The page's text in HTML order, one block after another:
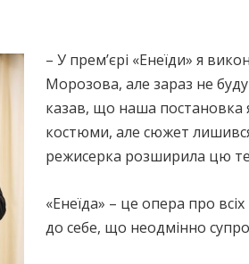
– У прем’єрі «Енеїди» я
Морозова, але зараз не
казав, що наша постановка
костюми, але сюжет
режисерка розширила цю
«Енеїда» – це опера про
до себе, що неодмінно